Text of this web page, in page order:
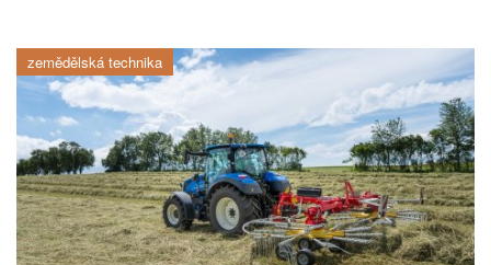
zemědělská technika